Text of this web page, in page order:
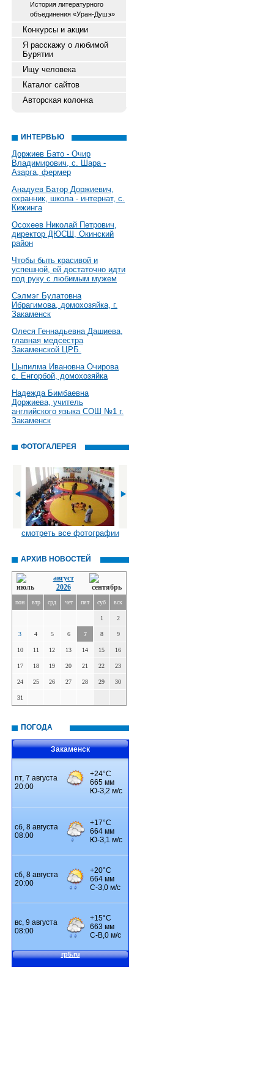
История литературного
объединения «Уран-Душэ»
Конкурсы и акции
Я расскажу о любимой
Бурятии
Ищу человека
Каталог сайтов
Авторская колонка
ИНТЕРВЬЮ
Доржиев Бато - Очир
Владимирович, с. Шара -
Азарга, фермер
Анадуев Батор Доржиевич,
охранник, школа - интернат, с.
Кижинга
Осохеев Николай Петрович,
директор ДЮСШ, Окинский
район
Чтобы быть красивой и
успешной, ей достаточно идти
под руку с любимым мужем
Сэлмэг Булатовна
Ибрагимова, домохозяйка, г.
Закаменск
Олеся Геннадьевна Дашиева,
главная медсестра
Закаменской ЦРБ.
Цыпилма Ивановна Очирова
с. Енгорбой, домохозяйка
Надежда Бимбаевна
Доржиева, учитель
английского языка СОШ №1 г.
Закаменск
ФОТОГАЛЕРЕЯ
смотреть все фотографии
АРХИВ НОВОСТЕЙ
август
2026
пон втр срд чет пят суб вск
1 2
3 4 5 6 7 8 9
10 11 12 13 14 15 16
17 18 19 20 21 22 23
24 25 26 27 28 29 30
31
ПОГОДА
Закаменск